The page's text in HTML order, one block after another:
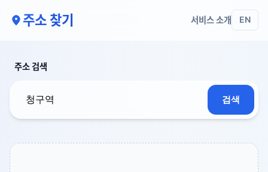
주소 찾기 서비스 소개 EN
주소 검색
검색